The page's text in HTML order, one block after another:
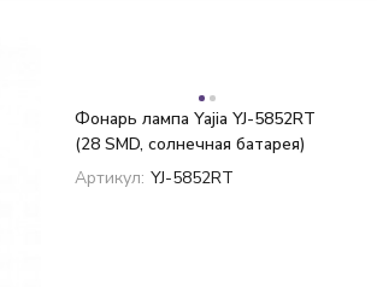
Фонарь лампа Yajia YJ-5852RT
(28 SMD, солнечная батарея)
Артикул: YJ-5852RT